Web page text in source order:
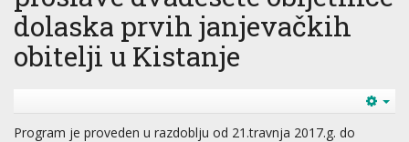
dolaska prvih janjevačkih
obitelji u Kistanje
Program je proveden u razdoblju od 21.travnja 2017.g. do